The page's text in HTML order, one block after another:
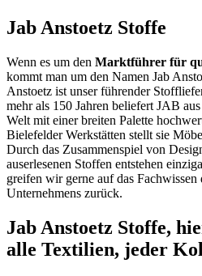
Jab Anstoetz Stoffe
Wenn es um den Marktführer für
kommt man um den Namen Jab
Anstoetz ist unser führender
mehr als 150 Jahren beliefert JAB
Welt mit einer breiten Palette
Bielefelder Werkstätten stellt sie
Durch das Zusammenspiel von
auserlesenen Stoffen entstehen
greifen wir gerne auf das Fachwissen
Unternehmens zurück.
Jab Anstoetz Stoffe,
alle Textilien, jeder